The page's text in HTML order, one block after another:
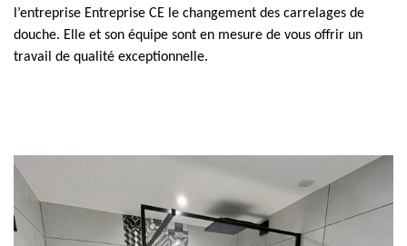
l’entreprise Entreprise CE le changement des carrelages de
douche. Elle et son équipe sont en mesure de vous offrir un
travail de qualité exceptionnelle.